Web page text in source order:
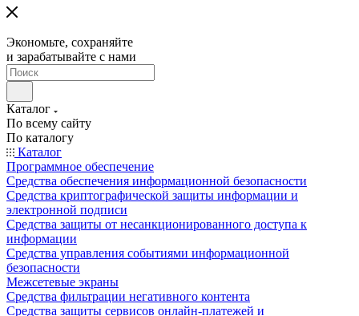
Экономьте, сохраняйте
и зарабатывайте с нами
Каталог
По всему сайту
По каталогу
Каталог
Программное обеспечение
Средства обеспечения информационной безопасности
Средства криптографической защиты информации и
электронной подписи
Средства защиты от несанкционированного доступа к
информации
Средства управления событиями информационной
безопасности
Межсетевые экраны
Средства фильтрации негативного контента
Средства защиты сервисов онлайн-платежей и